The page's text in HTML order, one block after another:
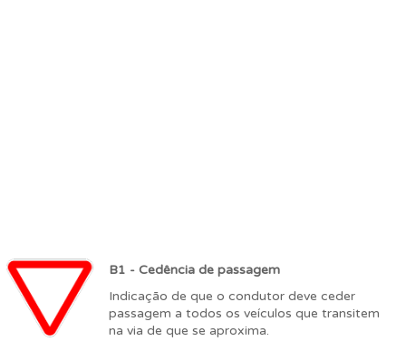
B1 - Cedência de passagem
Indicação de que o condutor deve ceder
passagem a todos os veículos que transitem
na via de que se aproxima.